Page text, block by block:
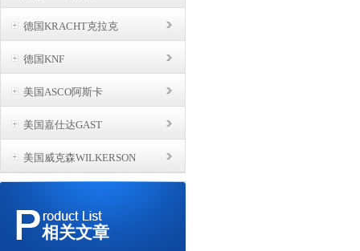
德国KRACHT克拉克
德国KNF
美国ASCO阿斯卡
美国嘉仕达GAST
美国威克森WILKERSON
相关文章